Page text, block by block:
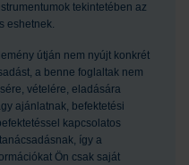
tekintetében az
eshetnek.
útján nem nyújt konkrét
a benne foglaltak nem
vételére, eladására
ajánlatnak, befektetési
kapcsolatos
így a
Ön csak saját